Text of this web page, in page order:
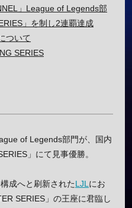
」League of Legends部
」を制し2連覇達成
ついて
SERIES
of Legends部門が、国内
」にて見事優勝。
成へと刷新されたLJL にお
SERIES」の王座に君臨し